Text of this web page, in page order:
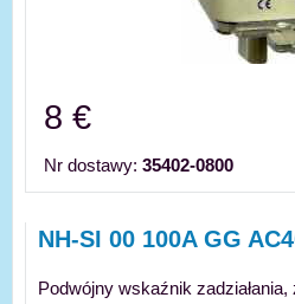
8 €
Nr dostawy: 35402-0800
NH-SI 00 100A GG
Podwójny wskaźnik